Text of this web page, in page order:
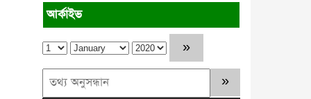
কাপ্তাইয়ে ভ্রাম্যমাণ আদালতে জরিমানা
আদায়
জননেতা সাইফুল হকের ৭০তম
জন্মবার্ষিকীতে ‘সাইফুল হক: যে জীবন
আর্কাইভ